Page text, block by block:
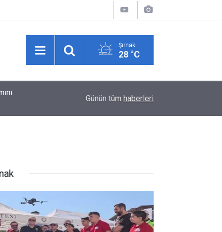
Şırnak
28 °C
Kırıkkale'de uyuşturucu operasyonu: 25
Günün tüm haberleri